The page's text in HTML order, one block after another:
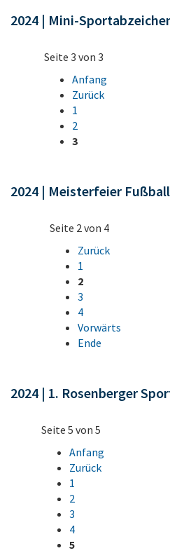
2024 | Mini-
Seite 3 von 3
Anfang
Zurück
1
2
3
2024 | Meisterfeier
Seite 2 von 4
Zurück
1
2
3
4
Vorwärts
Ende
2024 | 1. Rosenberger
Seite 5 von 5
Anfang
Zurück
1
2
3
4
5